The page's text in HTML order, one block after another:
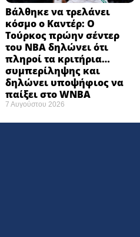
Βάλθηκε να τρελάνει
κόσμο ο Καντέρ: Ο
Τούρκος πρώην σέντερ
του NBA δηλώνει ότι
πληροί τα κριτήρια…
συμπερίληψης και
δηλώνει υποψήφιος να
παίξει στο WNBA
7 Αυγούστου 2026